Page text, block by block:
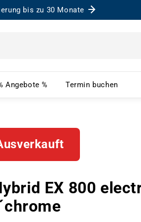
bis zu 30 Monate
öffnen
– Menü öffnen
Angebote % % Angebote % – Menü
Termin buchen
EX 800